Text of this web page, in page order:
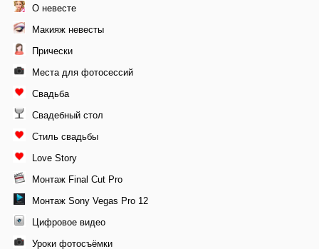
О невесте
Макияж невесты
Прически
Места для фотосессий
Свадьба
Свадебный стол
Стиль свадьбы
Love Story
Монтаж Final Cut Pro
Монтаж Sony Vegas Pro 12
Цифровое видео
Уроки фотосъёмки